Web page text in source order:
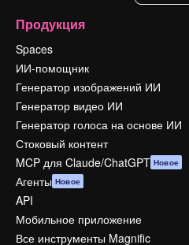
Продукция
Spaces
ИИ-помощник
Генератор изображений ИИ
Генератор видео ИИ
Генератор голоса на основе ИИ
Стоковый контент
MCP для Claude/ChatGPT Новое
Агенты Новое
API
Мобильное приложение
Все инструменты Magnific